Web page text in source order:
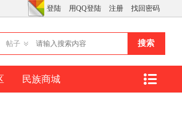
登陆 用QQ登陆 注册 找回密码
帖子 搜索
民族商城